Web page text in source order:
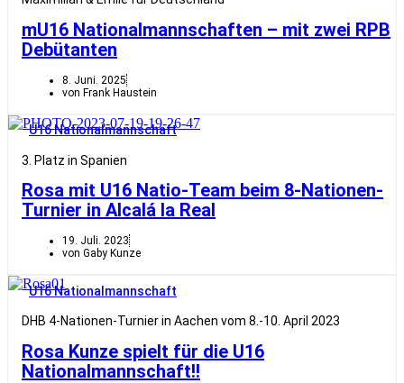
mU16 Nationalmannschaften – mit zwei RPB
Debütanten
8. Juni. 2025
von Frank Haustein
U16 Nationalmannschaft
3. Platz in Spanien
Rosa mit U16 Natio-Team beim 8-Nationen-
Turnier in Alcalá la Real
19. Juli. 2023
von Gaby Kunze
U16 Nationalmannschaft
DHB 4-Nationen-Turnier in Aachen vom 8.-10. April 2023
Rosa Kunze spielt für die U16
Nationalmannschaft!!